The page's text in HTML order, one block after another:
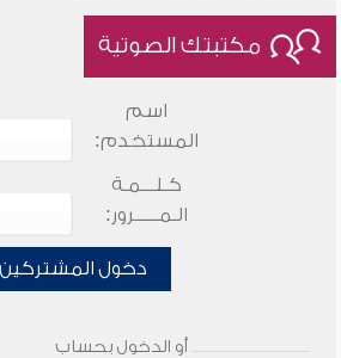
مكتبتك الصوتية
اسم
المستخدم:
كـلـــمـة
الـمـــــرور:
دخول المشتركين
أو الدخول بحساب